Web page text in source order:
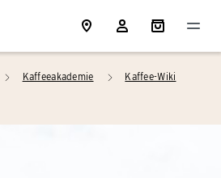
arrow_right Kaffeeakademie arrow_right Kaffee-Wiki